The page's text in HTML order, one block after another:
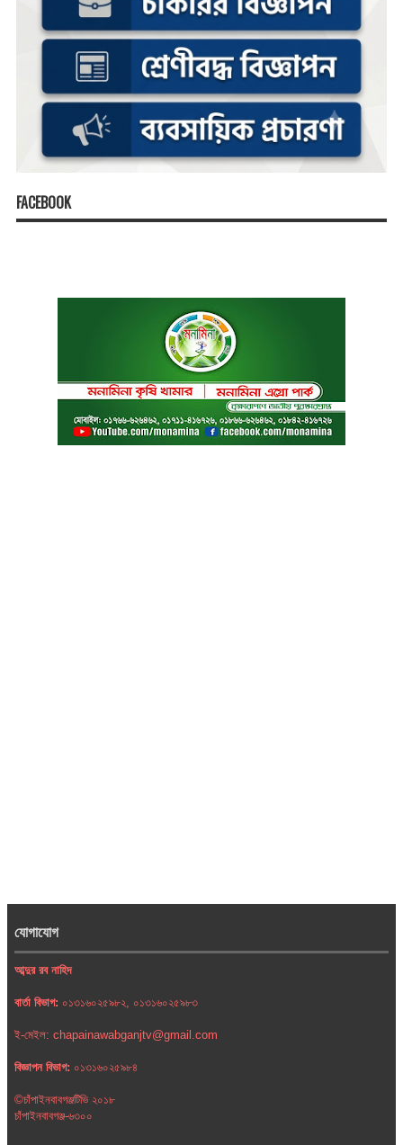
FACEBOOK
যোগাযোগ
আব্দুর রব নাহিদ
বার্তা বিভাগ: ০১৩১৬০২৫৯৮২, ০১৩১৬০২৫৯৮৩
ই-মেইল: chapainawabganjtv@gmail.com
বিজ্ঞাপন বিভাগ: ০১৩১৬০২৫৯৮৪
©চাঁপাইনবাবগঞ্জটিভি ২০১৮
চাঁপাইনবাবগঞ্জ-৬৩০০